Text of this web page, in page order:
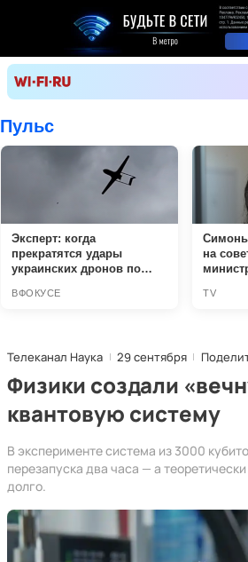
Телеканал Наука 29 сентября
Физики создали
квантовую систему
В эксперименте система из 3000
перезапуска два часа — а
долго.